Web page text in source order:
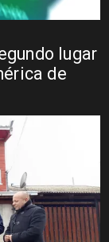
lugar
de